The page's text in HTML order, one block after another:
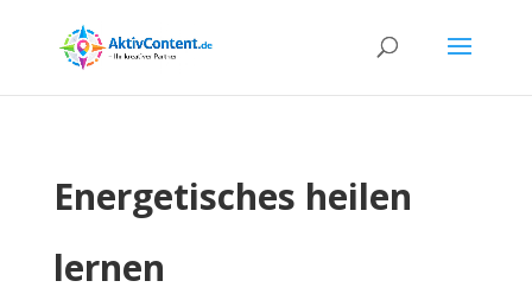
Energetisches heilen
lernen